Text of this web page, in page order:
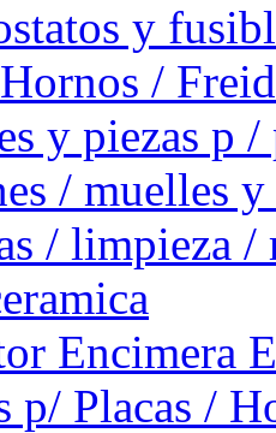
y
/
y piezas p
/ muelles
/ limpieza /
Encimera
p/ Placas /